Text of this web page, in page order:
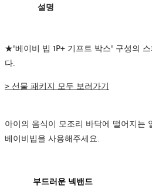
설명
★'베이비 빕 1P+ 기프트 박스' 구성의
다.
> 선물 패키지 모두 보러가기
아이의 음식이 모조리 바닥에 떨어지는
베이비빕을 사용해주세요.
부드러운 넥밴드